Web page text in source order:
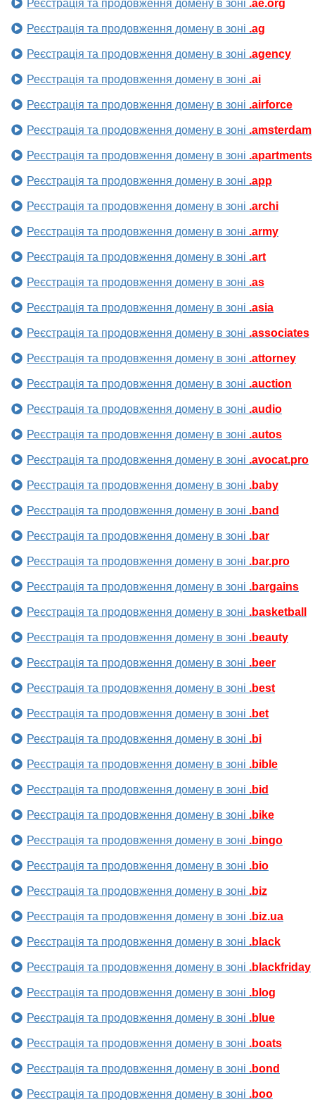
Реєстрація та продовження домену в зоні .ae.org
Реєстрація та продовження домену в зоні .ag
Реєстрація та продовження домену в зоні .agency
Реєстрація та продовження домену в зоні .ai
Реєстрація та продовження домену в зоні .airforce
Реєстрація та продовження домену в зоні .amsterdam
Реєстрація та продовження домену в зоні .apartments
Реєстрація та продовження домену в зоні .app
Реєстрація та продовження домену в зоні .archi
Реєстрація та продовження домену в зоні .army
Реєстрація та продовження домену в зоні .art
Реєстрація та продовження домену в зоні .as
Реєстрація та продовження домену в зоні .asia
Реєстрація та продовження домену в зоні .associates
Реєстрація та продовження домену в зоні .attorney
Реєстрація та продовження домену в зоні .auction
Реєстрація та продовження домену в зоні .audio
Реєстрація та продовження домену в зоні .autos
Реєстрація та продовження домену в зоні .avocat.pro
Реєстрація та продовження домену в зоні .baby
Реєстрація та продовження домену в зоні .band
Реєстрація та продовження домену в зоні .bar
Реєстрація та продовження домену в зоні .bar.pro
Реєстрація та продовження домену в зоні .bargains
Реєстрація та продовження домену в зоні .basketball
Реєстрація та продовження домену в зоні .beauty
Реєстрація та продовження домену в зоні .beer
Реєстрація та продовження домену в зоні .best
Реєстрація та продовження домену в зоні .bet
Реєстрація та продовження домену в зоні .bi
Реєстрація та продовження домену в зоні .bible
Реєстрація та продовження домену в зоні .bid
Реєстрація та продовження домену в зоні .bike
Реєстрація та продовження домену в зоні .bingo
Реєстрація та продовження домену в зоні .bio
Реєстрація та продовження домену в зоні .biz
Реєстрація та продовження домену в зоні .biz.ua
Реєстрація та продовження домену в зоні .black
Реєстрація та продовження домену в зоні .blackfriday
Реєстрація та продовження домену в зоні .blog
Реєстрація та продовження домену в зоні .blue
Реєстрація та продовження домену в зоні .boats
Реєстрація та продовження домену в зоні .bond
Реєстрація та продовження домену в зоні .boo